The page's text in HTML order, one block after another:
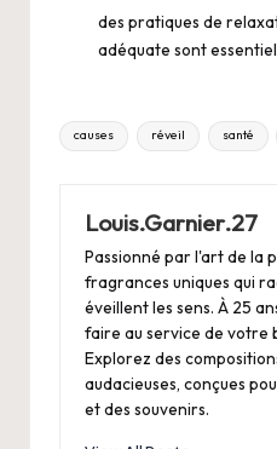
des pratiques de
adéquate sont
Tags:
causes réveil santé
Louis.Garnier.27
Passionné par l'art de la
fragrances uniques qui
éveillent les sens. À 25
faire au service de votre
Explorez des
audacieuses, conçues
et des souvenirs.